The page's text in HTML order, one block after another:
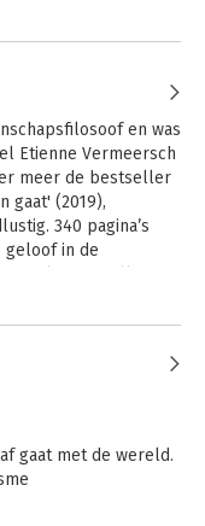
en was
Etienne Vermeersch
meer de bestseller
gaat' (2019),
340 pagina’s
geloof in de
(2021).
gaat met de wereld.